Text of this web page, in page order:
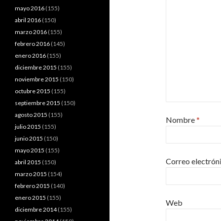
Nombre*
Correo
Web
mayo 2016 (155)
abril 2016 (150)
marzo 2016 (155)
febrero 2016 (145)
enero 2016 (155)
diciembre 2015 (155)
noviembre 2015 (150)
octubre 2015 (155)
septiembre 2015 (150)
agosto 2015 (155)
julio 2015 (155)
junio 2015 (150)
mayo 2015 (155)
abril 2015 (150)
marzo 2015 (154)
febrero 2015 (140)
enero 2015 (155)
diciembre 2014(155)